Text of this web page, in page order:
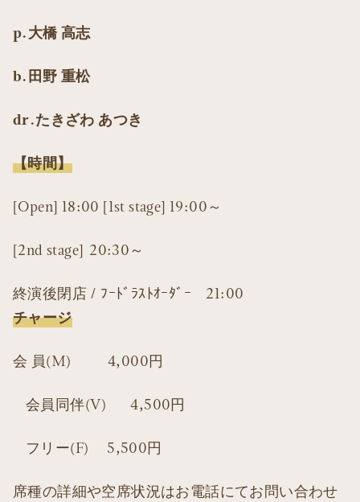
p.大橋 高志
b.田野 重松
dr.たきざわ あつき
【時間】
[Open] 18:00 [1st stage] 19:00～
[2nd stage] 20:30～
終演後閉店 / ﾌｰﾄﾞﾗｽﾄｵｰﾀﾞｰ 21:00
チャージ
会 員(M) 4,000円
会員同伴(V) 4,500円
フリー(F) 5,500円
席種の詳細や空席状況はお電話にてお問い合わせ